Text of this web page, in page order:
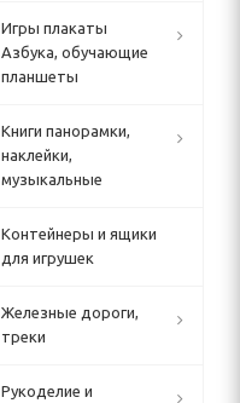
Игры плакаты
Азбука, обучающие
планшеты
Книги панорамки,
наклейки,
музыкальные
Контейнеры и ящики
для игрушек
Железные дороги,
треки
Рукоделие и